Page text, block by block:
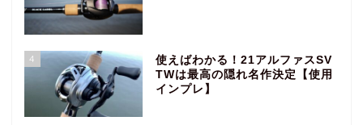
4
使えばわかる！21アルファスSV
TWは最高の隠れ名作決定【使用
インプレ】